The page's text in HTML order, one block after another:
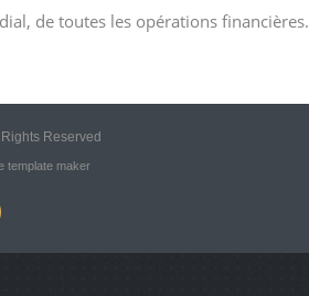
de toutes les opérations financières.
Reserved
template maker